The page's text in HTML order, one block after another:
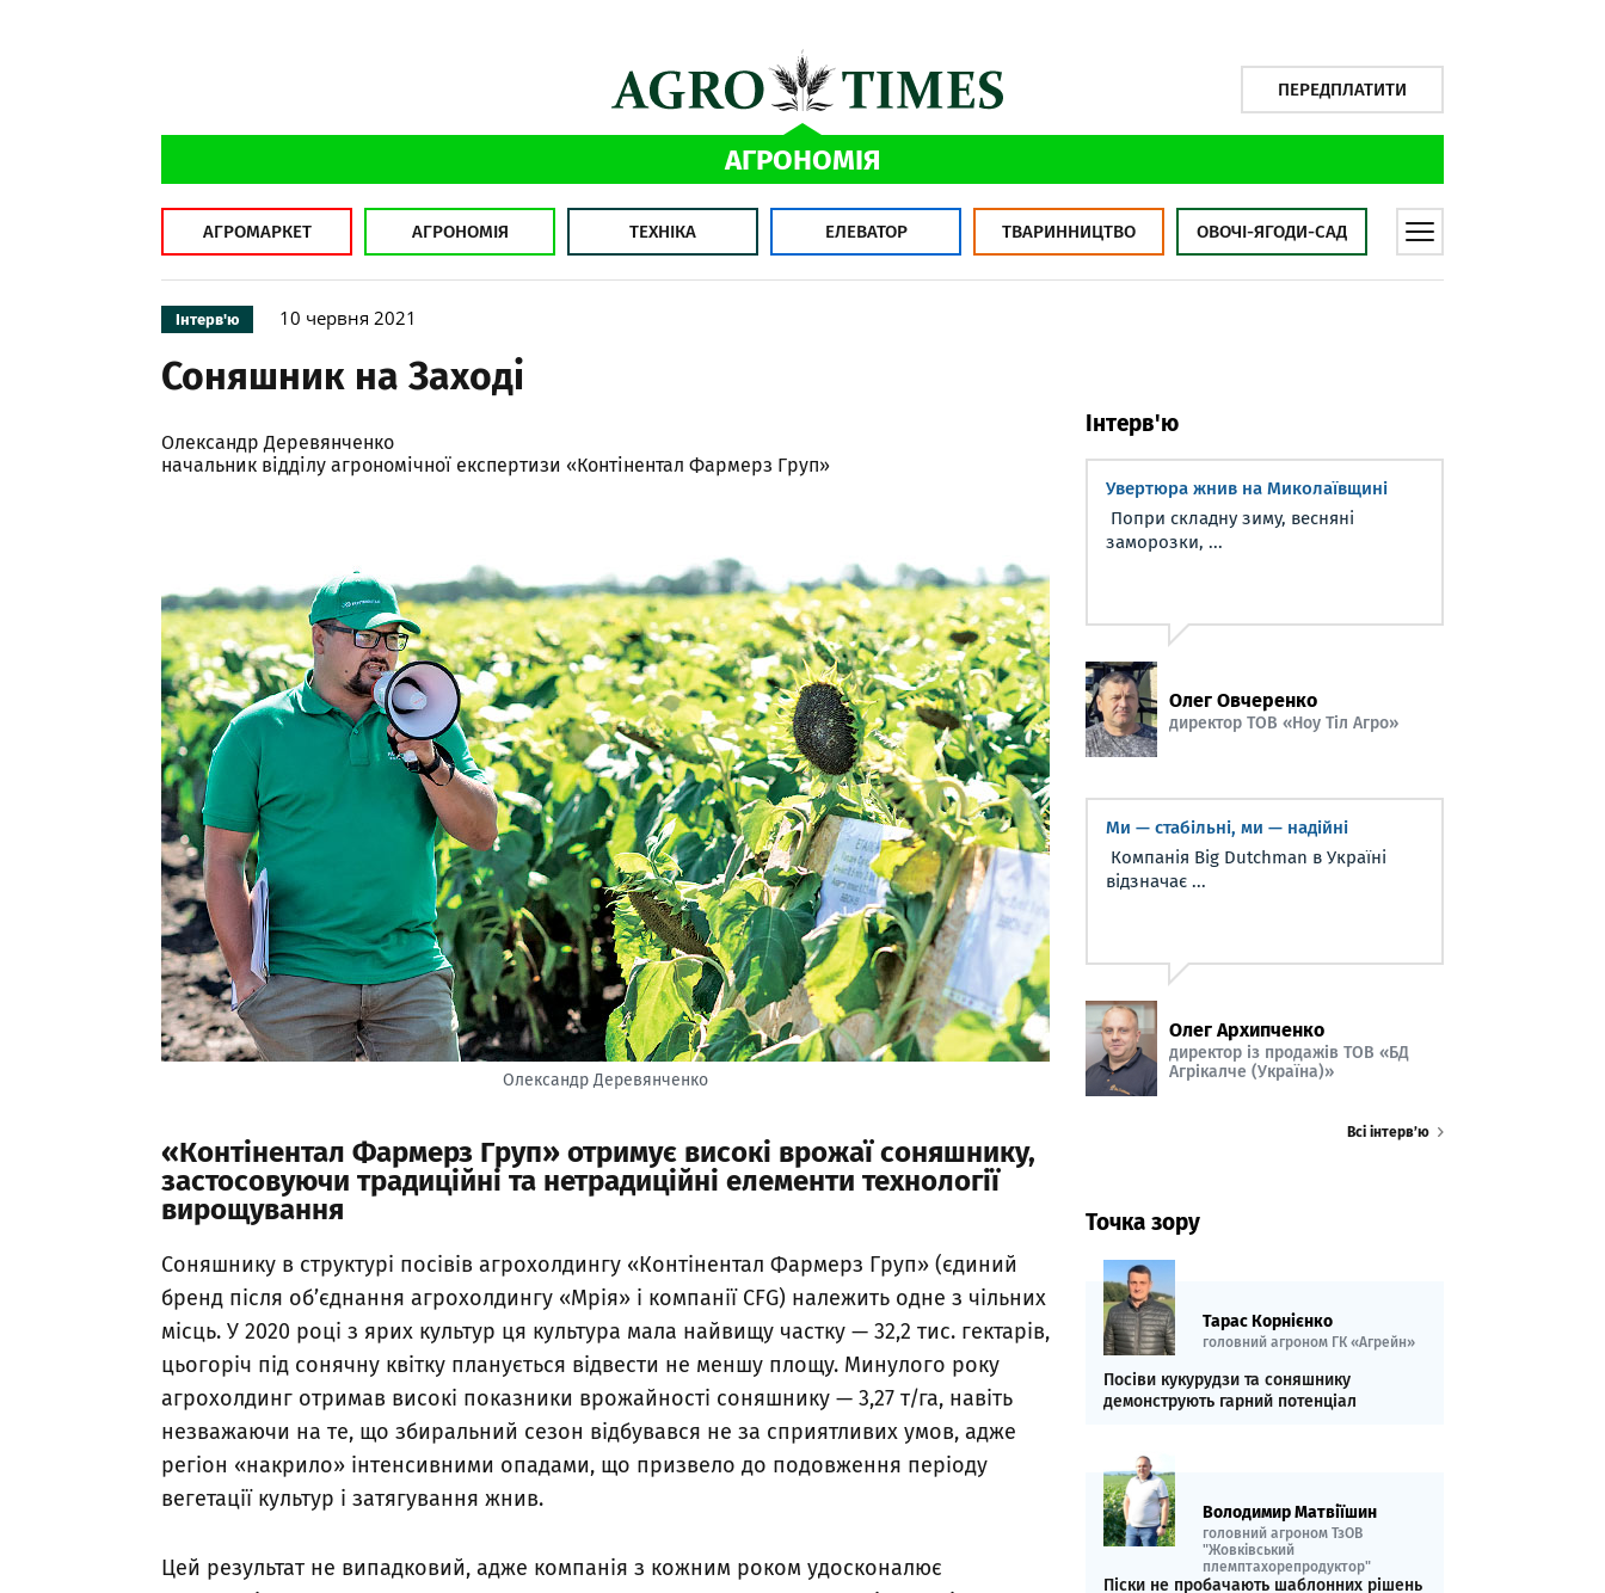
ПЕРЕДПЛАТИТИ
АГРОНОМІЯ
АГРОМАРКЕТ АГРОНОМІЯ ТЕХНІКА ЕЛЕВАТОР ТВАРИННИЦТВО ОВОЧІ-ЯГОДИ-САД
Інтерв'ю 10 червня 2021
Соняшник на Заході
Олександр Деревянченко
начальник відділу агрономічної експертизи «Контінентал Фармерз Груп»
Олександр Деревянченко
«Контінентал Фармерз Груп» отримує високі врожаї соняшнику,
застосовуючи традиційні та нетрадиційні елементи технології
вирощування
Соняшнику в структурі посівів агрохолдингу «Контінентал Фармерз Груп» (єдиний
бренд після об’єднання агрохолдингу «Мрія» і компанії CFG) належить одне з чільних
місць. У 2020 році з ярих культур ця культура мала найвищу частку — 32,2 тис. гектарів,
цьогоріч під сонячну квітку планується відвести не меншу площу. Минулого року
агрохолдинг отримав високі показники врожайності соняшнику — 3,27 т/га, навіть
незважаючи на те, що збиральний сезон відбувався не за сприятливих умов, адже
регіон «накрило» інтенсивними опадами, що призвело до подовження періоду
вегетації культур і затягування жнив.
Цей результат не випадковий, адже компанія з кожним роком удосконалює
Інтерв'ю
Увертюра жнив на Миколаївщині
Попри складну зиму, весняні
заморозки, ...
Олег Овчеренко
директор ТОВ «Ноу Тіл Агро»
Ми — стабільні, ми — надійні
Компанія Big Dutchman в Україні
відзначає ...
Олег Архипченко
директор із продажів ТОВ «БД
Агрікалче (Україна)»
Всі інтерв’ю
Точка зору
Тарас Корнієнко
головний агроном ГК «Агрейн»
Посіви кукурудзи та соняшнику
демонструють гарний потенціал
Володимир Матвіїшин
головний агроном ТзОВ
"Жовківський
племптахорепродуктор"
Піски не пробачають шаблонних рішень